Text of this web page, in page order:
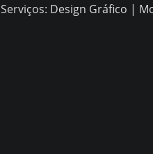
Serviços: Design Gráfico |